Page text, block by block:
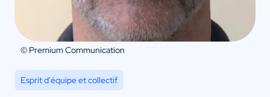
© Premium Communication
Esprit d'équipe et collectif